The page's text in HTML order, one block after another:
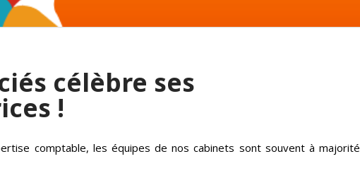
célèbre ses
!
comptable, les équipes de nos cabinets sont souvent à majorité